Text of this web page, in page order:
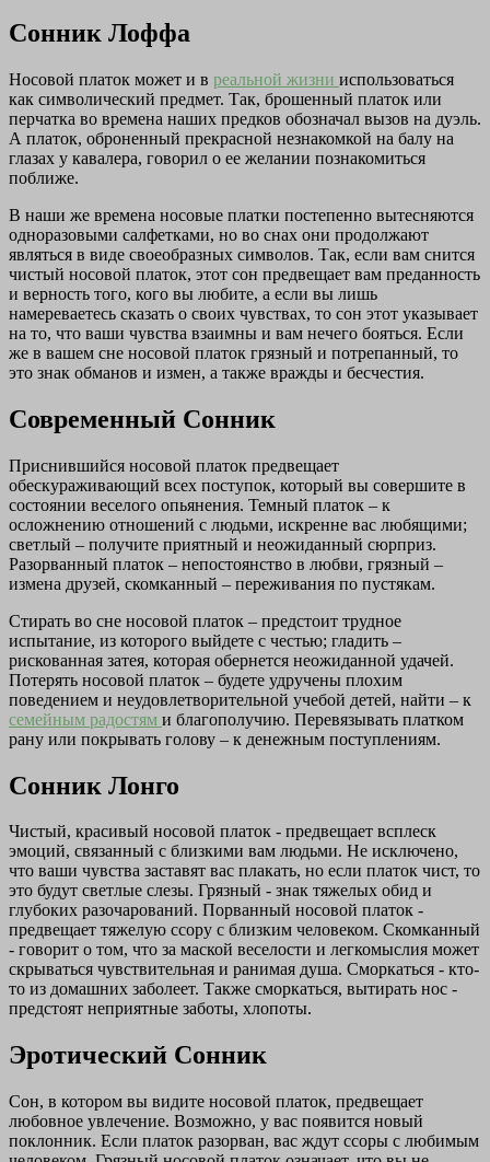
Сонник Лоффа
Носовой платок может и в реальной жизни использоваться
как символический предмет. Так, брошенный платок или
перчатка во времена наших предков обозначал вызов на дуэль.
А платок, оброненный прекрасной незнакомкой на балу на
глазах у кавалера, говорил о ее желании познакомиться
поближе.
В наши же времена носовые платки постепенно вытесняются
одноразовыми салфетками, но во снах они продолжают
являться в виде своеобразных символов. Так, если вам снится
чистый носовой платок, этот сон предвещает вам преданность
и верность того, кого вы любите, а если вы лишь
намереваетесь сказать о своих чувствах, то сон этот указывает
на то, что ваши чувства взаимны и вам нечего бояться. Если
же в вашем сне носовой платок грязный и потрепанный, то
это знак обманов и измен, а также вражды и бесчестия.
Современный Сонник
Приснившийся носовой платок предвещает
обескураживающий всех поступок, который вы совершите в
состоянии веселого опьянения. Темный платок – к
осложнению отношений с людьми, искренне вас любящими;
светлый – получите приятный и неожиданный сюрприз.
Разорванный платок – непостоянство в любви, грязный –
измена друзей, скомканный – переживания по пустякам.
Стирать во сне носовой платок – предстоит трудное
испытание, из которого выйдете с честью; гладить –
рискованная затея, которая обернется неожиданной удачей.
Потерять носовой платок – будете удручены плохим
поведением и неудовлетворительной учебой детей, найти – к
семейным радостям и благополучию. Перевязывать платком
рану или покрывать голову – к денежным поступлениям.
Сонник Лонго
Чистый, красивый носовой платок - предвещает всплеск
эмоций, связанный с близкими вам людьми. Не исключено,
что ваши чувства заставят вас плакать, но если платок чист, то
это будут светлые слезы. Грязный - знак тяжелых обид и
глубоких разочарований. Порванный носовой платок -
предвещает тяжелую ссору с близким человеком. Скомканный
- говорит о том, что за маской веселости и легкомыслия может
скрываться чувствительная и ранимая душа. Сморкаться - кто-
то из домашних заболеет. Также сморкаться, вытирать нос -
предстоят неприятные заботы, хлопоты.
Эротический Сонник
Сон, в котором вы видите носовой платок, предвещает
любовное увлечение. Возможно, у вас появится новый
поклонник. Если платок разорван, вас ждут ссоры с любимым